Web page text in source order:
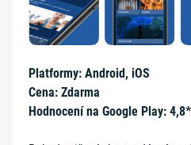
Platformy: Android, iOS
Cena: Zdarma
Hodnocení na Google Play: 4,8*